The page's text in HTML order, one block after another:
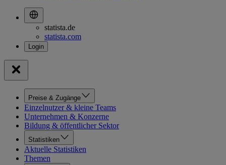
statista.de
statista.com
Preise & Zugänge
Einzelnutzer & kleine Teams
Unternehmen & Konzerne
Bildung & öffentlicher Sektor
Statistiken
Aktuelle Statistiken
Themen